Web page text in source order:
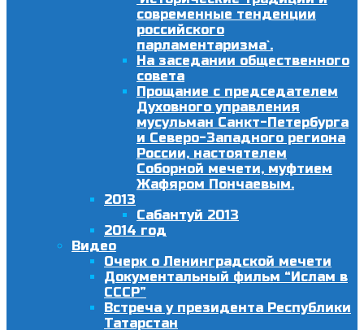
современные тенденции
российского
парламентаризма`.
На заседании общественного
совета
Прощание с председателем
Духовного управления
мусульман Санкт-Петербурга
и Северо-Западного региона
России, настоятелем
Соборной мечети, муфтием
Жафяром Пончаевым.
2013
Сабантуй 2013
2014 год
Видео
Очерк о Ленинградской мечети
Документальный фильм “Ислам в
СССР”
Встреча у президента Республики
Татарстан